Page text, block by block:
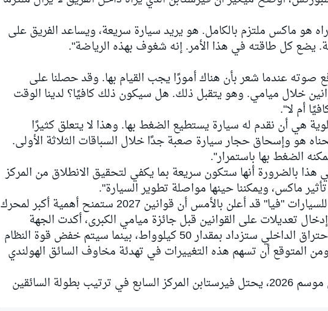
هو ماكس ملتزم بالكامل. هو يريد سيارة سريعة، ويساعد الفريق على
يضع كل طاقته في هذا الأمر. إنه شغوف بهذه الرياضة".
صوته عندما شعر بأن هناك أمورًا يجب القيام بها. وقد حصلنا على
خلال ميامي. وهو يتقبل ذلك. هل سيكون ذلك كافيًا؟ لدينا الوقت
أم لا".
هي أن نقدم له سيارة يستطيع الضغط بها. وهذا لا يتعلق كثيرًا
هو وإسحاق حجار سيارة صعبة جدًا خلال السباقات الثلاثة الأولى.
الضغط بها باستمرار".
هذا بالضرورة أنها ستكون سريعة بما يكفي لتحقيق الانطلاق من المركز
ماكس، ويمكننا حينها مواصلة تطوير السيارة".
هذا وكان الاتحاد الدولي للسيارات "فيا" قد أعلن بالأمس أن قوانين 2027 ستمنح أهمية أكبر لمحرك
تعديلات على القوانين قبل جائزة ميامي الكبرى، أكدت الجهة
المنظمة أن قوة محرك الاحتراق الداخلي ستزداد بمقدار 50 كيلوواط، بينما سيتم خفض قوة النظام
ومن المتوقع أن تسهم هذه التغييرات في تهدئة مخاوف السائق الهولندي
وبعد أول أربع جولات من موسم 2026، يحتل فيرستابن المركز السابع في ترتيب بطولة السائقين